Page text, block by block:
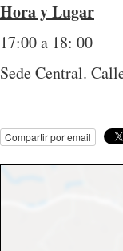
Hora y Lugar
17:00 a 18: 00
Sede Central.
Compartir por email